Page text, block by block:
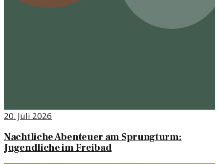
20. Juli 2026
Nachtliche Abenteuer am Sprungturm:
Jugendliche im Freibad